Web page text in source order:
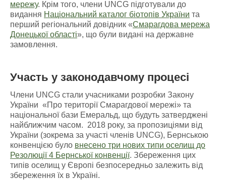
мережу. Крім того, члени UNCG підготували до
видання Національний каталог біотопів України та
перший регіональний довідник «Смарагдова мережа
Донецької області», що були видані на державне
замовлення.
Участь у законодавчому процесі
Члени UNCG стали учасниками розробки Закону
України «Про території Смарагдової мережі» та
національної бази Емеральд, що будуть затверджені
найближчим часом. 2018 року, за пропозиціями від
України (зокрема за участі членів UNCG), Бернською
конвенцією було внесено три нових типи оселищ до
Резолюції 4 Бернської конвенції. Збереження цих
типів оселищ у Європі безпосередньо залежить від
збереження їх в Україні.